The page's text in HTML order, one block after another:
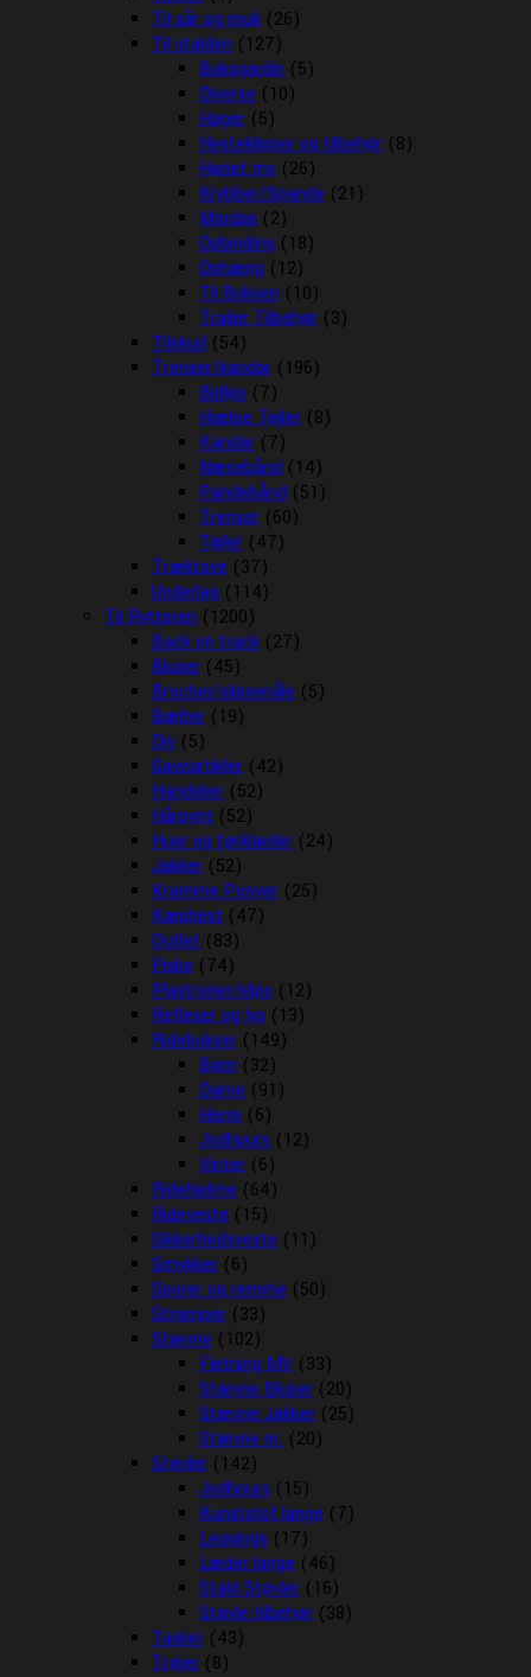
Til sår og muk (26)
Til stalden (127)
Boksgardin (5)
Diverse (10)
Hager (5)
Hesteklipper og tilbehør (8)
Hønet mv (26)
Krybber/Spande (21)
Mordax (2)
Opbinding (18)
Ophæng (12)
Til Boksen (10)
Trailer Tilbehør (3)
Tilskud (54)
Trenser/kandar (196)
Bidløs (7)
Hjælpe Tøjler (8)
Kandar (7)
Næsebånd (14)
Pandebånd (51)
Trenser (60)
Tøjler (47)
Træktove (37)
Underlag (114)
Til Rytteren (1200)
Back on track (27)
Bluser (45)
Brocher/slipsenåle (5)
Bælter (19)
Div (5)
Gaveartikler (42)
Handsker (52)
Hårpynt (52)
Huer og tørklæder (24)
Jakker (52)
Kramme Ponyer (25)
Kæphest (47)
Outlet (83)
Piske (74)
Plastroner/slips (12)
Reflexer og lys (13)
Ridebukser (149)
Børn (32)
Dame (91)
Herre (6)
Jodhpurs (12)
Vinter (6)
Ridehjelme (64)
Rideveste (15)
Sikkerhedsveste (11)
Smykker (6)
Sporer og remme (50)
Strømper (33)
Stævne (102)
Fletning MV (33)
Stævne Bluser (20)
Stævne Jakker (25)
Stævne nr. (20)
Støvler (142)
Jodhpurs (15)
Kunststof lange (7)
Leggings (17)
Læder lange (46)
Stald Støvler (16)
Støvle tilbehør (38)
Tasker (43)
Trøjer (8)